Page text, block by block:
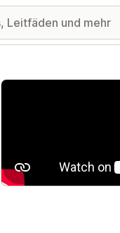
Vorgestellte Bildergalerie